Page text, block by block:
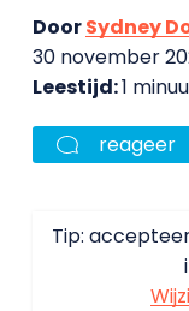
DoorSydney
30 november
Leestijd:1
reageer
Tip: